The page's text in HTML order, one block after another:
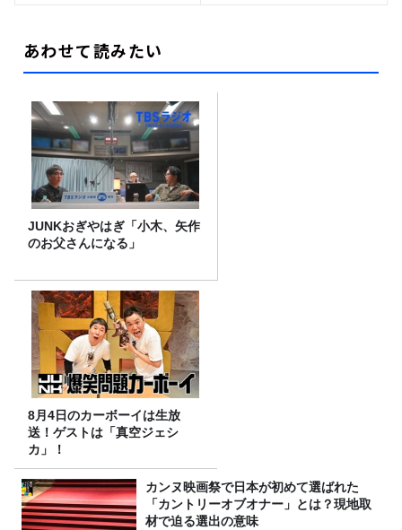
あわせて読みたい
JUNKおぎやはぎ「小木、矢作
のお父さんになる」
8月4日のカーボーイは生放
送！ゲストは「真空ジェシ
カ」！
カンヌ映画祭で日本が初めて選ばれた
「カントリーオブオナー」とは？現地取
材で迫る選出の意味